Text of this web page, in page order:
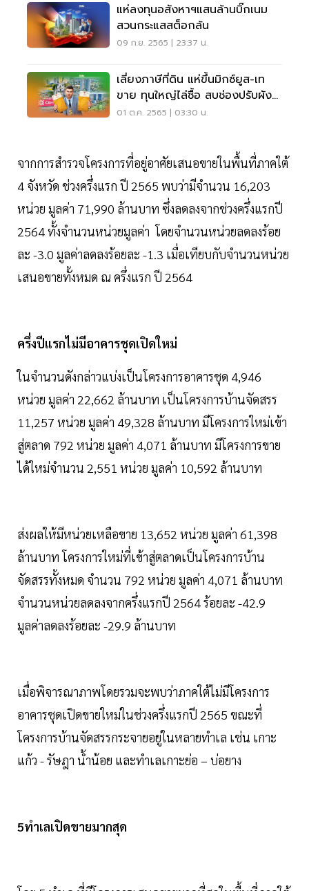
แห่ลงทุนอสังหาฯแสนล้านบิ๊กเนม
สวนกระแสสต็อกล้น
09 ก.ย. 2565 | 23:37 น.
เลี่ยงภาษีที่ดิน แห่ขึ้นมิกซ์ยูส-เท
ขาย ทุนใหญ่ไล่ซื้อ สบช่องปรับผังก
ทม.
01 ต.ค. 2565 | 03:30 น.
จากการสำรวจโครงการที่อยู่อาศัยเสนอขายในพื้นที่ภาคใต้
4 จังหวัด ช่วงครึ่งแรก ปี 2565 พบว่ามีจำนวน 16,203
หน่วย มูลค่า 71,990 ล้านบาท ซึ่งลดลงจากช่วงครึ่งแรกปี
2564 ทั้งจำนวนหน่วยมูลค่า โดยจำนวนหน่วยลดลงร้อย
ละ -3.0 มูลค่าลดลงร้อยละ -1.3 เมื่อเทียบกับจำนวนหน่วย
เสนอขายทั้งหมด ณ ครึ่งแรก ปี 2564
ครึ่งปีแรกไม่มีอาคารชุดเปิดใหม่
ในจำนวนดังกล่าวแบ่งเป็นโครงการอาคารชุด 4,946
หน่วย มูลค่า 22,662 ล้านบาท เป็นโครงการบ้านจัดสรร
11,257 หน่วย มูลค่า 49,328 ล้านบาท มีโครงการใหม่เข้า
สู่ตลาด 792 หน่วย มูลค่า 4,071 ล้านบาท มีโครงการขาย
ได้ใหม่จำนวน 2,551 หน่วย มูลค่า 10,592 ล้านบาท
ส่งผลให้มีหน่วยเหลือขาย 13,652 หน่วย มูลค่า 61,398
ล้านบาท โครงการใหม่ที่เข้าสู่ตลาดเป็นโครงการบ้าน
จัดสรรทั้งหมด จำนวน 792 หน่วย มูลค่า 4,071 ล้านบาท
จำนวนหน่วยลดลงจากครึ่งแรกปี 2564 ร้อยละ -42.9
มูลค่าลดลงร้อยละ -29.9 ล้านบาท
เมื่อพิจารณาภาพโดยรวมจะพบว่าภาคใต้ไม่มีโครงการ
อาคารชุดเปิดขายใหม่ในช่วงครึ่งแรกปี 2565 ขณะที่
โครงการบ้านจัดสรรกระจายอยู่ในหลายทำเล เช่น เกาะ
แก้ว - รัษฎา น้ำน้อย และทำเลเกาะย่อ – บ่อยาง
5ทำเลเปิดขายมากสุด